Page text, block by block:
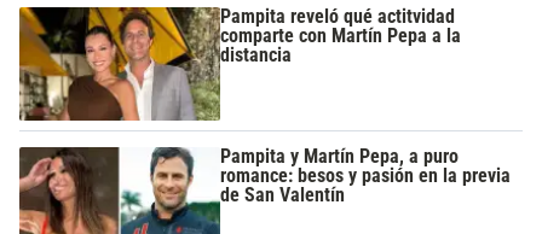
Pampita reveló qué actitvidad
comparte con Martín Pepa a la
distancia
Pampita y Martín Pepa, a puro
romance: besos y pasión en la previa
de San Valentín